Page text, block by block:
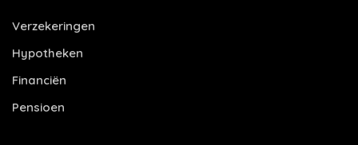
Verzekeringen
Hypotheken
Financiën
Pensioen